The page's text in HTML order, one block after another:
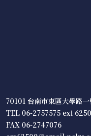
70101 台南市東區大學路
TEL 06-2757575 ext
FAX 06-2747076